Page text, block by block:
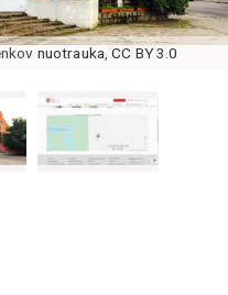
nuotrauka ,CC BY 3.0